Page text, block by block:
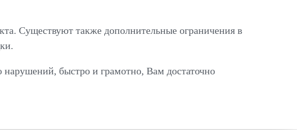
Существуют также дополнительные ограничения в
нарушений, быстро и грамотно, Вам достаточно